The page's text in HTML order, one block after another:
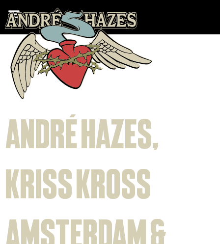
Categorie:
Nieuws
André Hazes,
Kriss Kross